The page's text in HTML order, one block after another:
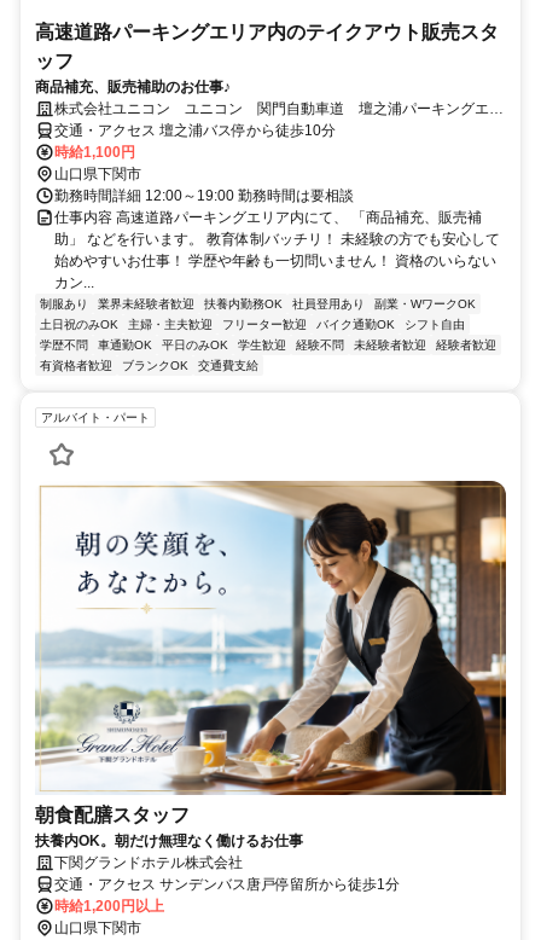
高速道路パーキングエリア内のテイクアウト販売スタ
ッフ
商品補充、販売補助のお仕事♪
株式会社ユニコン ユニコン 関門自動車道 壇之浦パーキングエリ
ア
交通・アクセス 壇之浦バス停から徒歩10分
時給1,100円
山口県下関市
勤務時間詳細 12:00～19:00 勤務時間は要相談
仕事内容 高速道路パーキングエリア内にて、 「商品補充、販売補
助」 などを行います。 教育体制バッチリ！ 未経験の方でも安心して
始めやすいお仕事！ 学歴や年齢も一切問いません！ 資格のいらない
カン...
制服あり 業界未経験者歓迎 扶養内勤務OK 社員登用あり
副業・WワークOK
土日祝のみOK
主婦・主夫歓迎 フリーター歓迎 バイク通勤OK
シフト自由
学歴不問
車通勤OK 平日のみOK 学生歓迎 経験不問 未経験者歓迎
経験者歓迎
有資格者歓迎
ブランクOK 交通費支給
アルバイト・パート
朝食配膳スタッフ
扶養内OK。朝だけ無理なく働けるお仕事
下関グランドホテル株式会社
交通・アクセス サンデンバス唐戸停留所から徒歩1分
時給1,200円以上
山口県下関市